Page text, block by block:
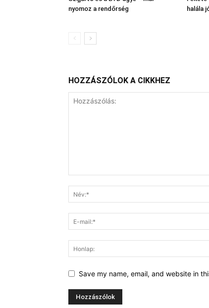
nyomoz a rendőrség
halála
HOZZÁSZÓLOK A CIKKHEZ
Save my name, email, and website in